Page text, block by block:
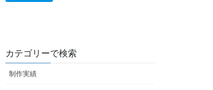
カテゴリーで検索
制作実績